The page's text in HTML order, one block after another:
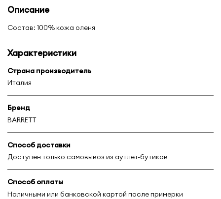
Описание
Состав: 100% кожа оленя
Характеристики
Страна производитель
Италия
Бренд
BARRETT
Способ доставки
Доступен только самовывоз из аутлет-бутиков
Способ оплаты
Наличными или банковской картой после примерки